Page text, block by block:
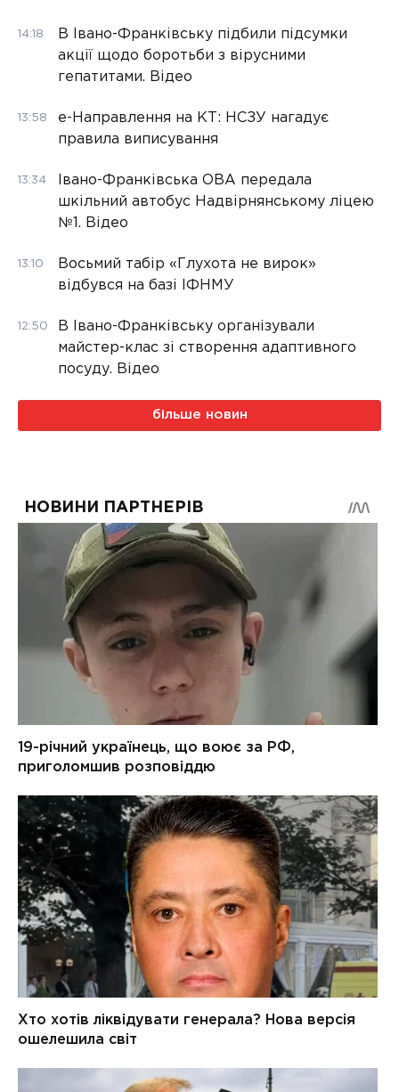
14:18
В Івано-Франківську підбили підсумки
акції щодо боротьби з вірусними
гепатитами. Відео
13:58
е-Направлення на КТ: НСЗУ нагадує
правила виписування
13:34
Івано-Франківська ОВА передала
шкільний автобус Надвірнянському ліцею
№1. Відео
13:10
Восьмий табір «Глухота не вирок»
відбувся на базі ІФНМУ
12:50
В Івано-Франківську організували
майстер-клас зі створення адаптивного
посуду. Відео
більше новин